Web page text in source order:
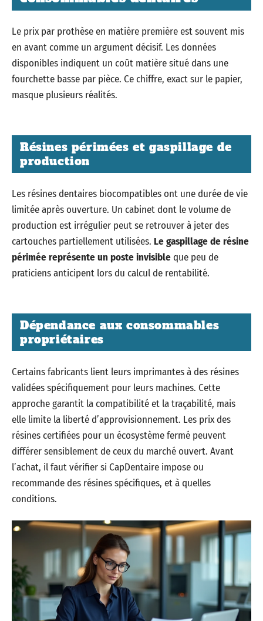
Le prix par prothèse en matière première est souvent mis
en avant comme un argument décisif. Les données
disponibles indiquent un coût matière situé dans une
fourchette basse par pièce. Ce chiffre, exact sur le papier,
masque plusieurs réalités.
Résines périmées et gaspillage de
production
Les résines dentaires biocompatibles ont une durée de vie
limitée après ouverture. Un cabinet dont le volume de
production est irrégulier peut se retrouver à jeter des
cartouches partiellement utilisées. Le gaspillage de résine
périmée représente un poste invisibleque peu de
praticiens anticipent lors du calcul de rentabilité.
Dépendance aux consommables
propriétaires
Certains fabricants lient leurs imprimantes à des résines
validées spécifiquement pour leurs machines. Cette
approche garantit la compatibilité et la traçabilité, mais
elle limite la liberté d’approvisionnement. Les prix des
résines certifiées pour un écosystème fermé peuvent
différer sensiblement de ceux du marché ouvert. Avant
l’achat, il faut vérifier si CapDentaire impose ou
recommande des résines spécifiques, et à quelles
conditions.